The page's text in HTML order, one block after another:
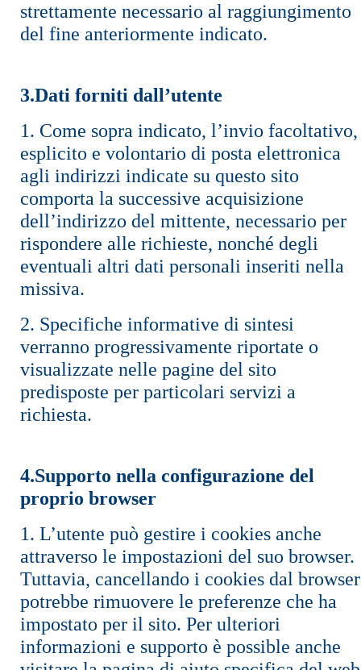
strettamente necessario al raggiungimento
del fine anteriormente indicato.
3.Dati forniti dall’utente
1. Come sopra indicato, l’invio facoltativo,
esplicito e volontario di posta elettronica
agli indirizzi indicate su questo sito
comporta la successive acquisizione
dell’indirizzo del mittente, necessario per
rispondere alle richieste, nonché degli
eventuali altri dati personali inseriti nella
missiva.
2. Specifiche informative di sintesi
verranno progressivamente riportate o
visualizzate nelle pagine del sito
predisposte per particolari servizi a
richiesta.
4.Supporto nella configurazione del
proprio browser
1. L’utente può gestire i cookies anche
attraverso le impostazioni del suo browser.
Tuttavia, cancellando i cookies dal browser
potrebbe rimuovere le preferenze che ha
impostato per il sito. Per ulteriori
informazioni e supporto è possible anche